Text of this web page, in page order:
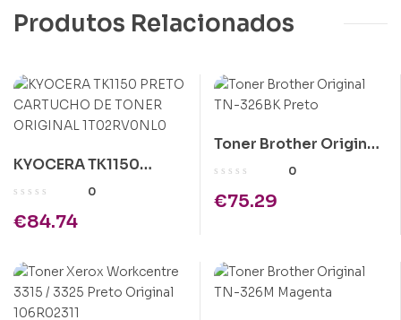
Produtos Relacionados
KYOCERA TK1150
PRETO CARTUCHO DE
1T02RV0NL0
0
€84.74
Toner Brother Original
TN-326BK Preto
0
€75.29